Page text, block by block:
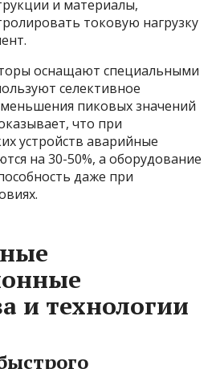
и материалы,
токовую нагрузку
оснащают специальными
селективное
пиковых значений
что при
устройств аварийные
на 30-50%, а оборудование
даже при
и технологии